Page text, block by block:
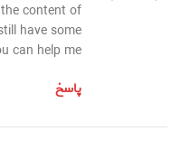
content of
have some
can help me.
پاسخ